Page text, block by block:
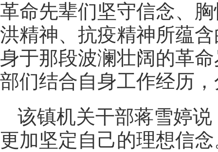
革命先辈们坚守信念、
洪精神、抗疫精神所蕴
身于那段波澜壮阔的革
部们结合自身工作经历
该镇机关干部蒋雪婷说
更加坚定自己的理想信